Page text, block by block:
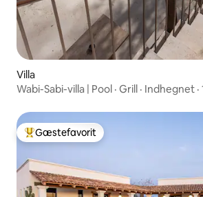
Villa
Wabi-Sabi-villa | Pool · Grill · Indhegnet
Bedste gæstefavorit
Gæstefavorit